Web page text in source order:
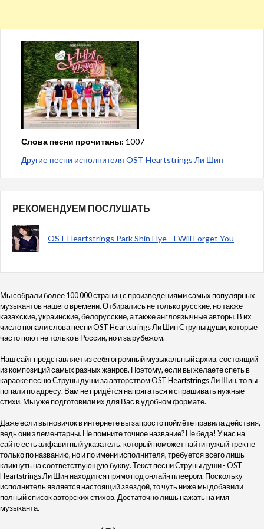
Слова песни прочитаны: 1007
Другие песни исполнителя OST Heartstrings Ли Шин
РЕКОМЕНДУЕМ ПОСЛУШАТЬ
OST Heartstrings Park Shin Hye - I Will Forget You
Мы собрали более 100 000 страниц с произведениями самых популярных
музыкантов нашего времени. Отбирались не только русские, но также
казахские, украинские, белорусские, а также англоязычные авторы. В их
число попали слова песни OST Heartstrings Ли Шин Струны души, которые
часто поют не только в России, но и за рубежом.
Наш сайт представляет из себя огромный музыкальный архив, состоящий
из композиций самых разных жанров. Поэтому, если вы желаете спеть в
караоке песню Струны души за авторством OST Heartstrings Ли Шин, то вы
попали по адресу. Вам не придётся напрягаться и спрашивать нужные
стихи. Мы уже подготовили их для Вас в удобном формате.
Даже если вы новичок в интернете вы запросто поймёте правила действия,
ведь они элементарны. Не помните точное название? Не беда! У нас на
сайте есть алфавитный указатель, который поможет найти нужый трек не
только по названию, но и по имени исполнителя, требуется всего лишь
кликнуть на соответствующую букву. Текст песни Струны души - OST
Heartstrings Ли Шин находится прямо под онлайн плеером. Поскольку
исполнитель является настоящий звездой, то чуть ниже мы добавили
полный список авторских стихов. Достаточно лишь нажать на имя
музыканта.